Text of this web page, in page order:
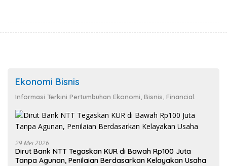
Ekonomi Bisnis
Informasi Terkini Pertumbuhan Ekonomi, Bisnis, Financial.
29 Mei 2026
Dirut Bank NTT Tegaskan KUR di Bawah Rp100 Juta
Tanpa Agunan, Penilaian Berdasarkan Kelayakan Usaha